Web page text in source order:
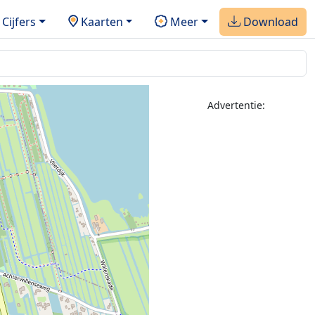
Cijfers Kaarten Meer Download
Advertentie: